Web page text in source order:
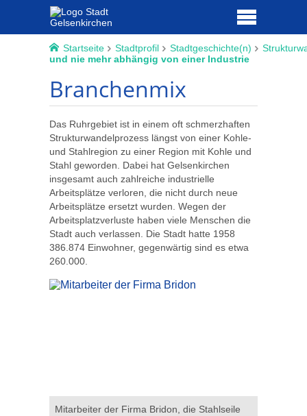
Startseite Stadtprofil Stadtgeschichte(n)
und nie mehr abhängig von einer Industrie
Branchenmix
Das Ruhrgebiet ist in einem oft schmerzhaften
Strukturwandelprozess längst von einer Kohle-
und Stahlregion zu einer Region mit Kohle und
Stahl geworden. Dabei hat Gelsenkirchen
insgesamt auch zahlreiche industrielle
Arbeitsplätze verloren, die nicht durch neue
Arbeitsplätze ersetzt wurden. Wegen der
Arbeitsplatzverluste haben viele Menschen die
Stadt auch verlassen. Die Stadt hatte 1958
386.874 Einwohner, gegenwärtig sind es etwa
260.000.
Mitarbeiter der Firma Bridon, die Stahlseile